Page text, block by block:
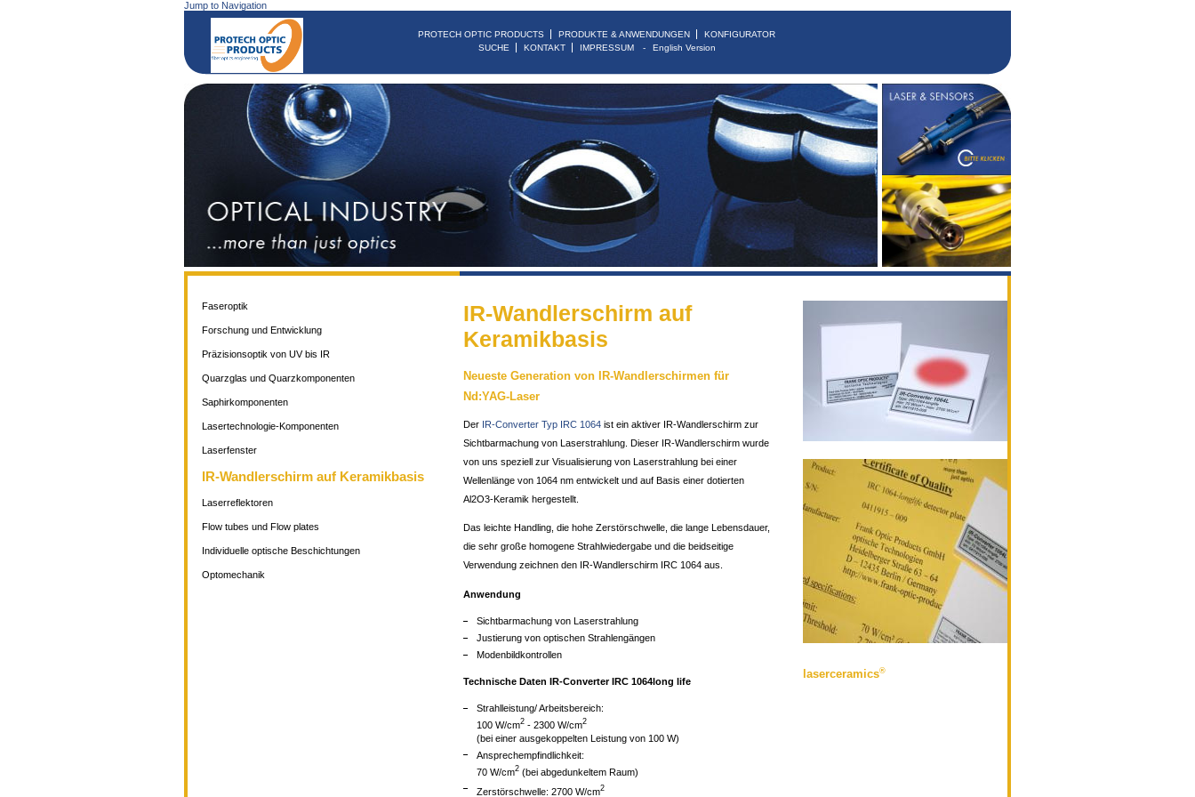
Jump to Navigation
PROTECH OPTIC PRODUCTS PRODUKTE & ANWENDUNGEN
KONFIGURATOR
SUCHE
KONTAKT IMPRESSUM English Version
IR-Wandlerschirm auf
Keramikbasis
Neueste Generation von IR-Wandlerschirmen für
Nd:YAG-Laser
Der IR-Converter Typ IRC 1064 ist ein aktiver IR-Wandlerschirm zur
Sichtbarmachung von Laserstrahlung. Dieser IR-Wandlerschirm wurde
von uns speziell zur Visualisierung von Laserstrahlung bei einer
Wellenlänge von 1064 nm entwickelt und auf Basis einer dotierten
Al2O3-Keramik hergestellt.
Das leichte Handling, die hohe Zerstörschwelle, die lange Lebensdauer,
die sehr große homogene Strahlwiedergabe und die beidseitige
Verwendung zeichnen den IR-Wandlerschirm IRC 1064 aus.
Anwendung
Sichtbarmachung von Laserstrahlung
Justierung von optischen Strahlengängen
Modenbildkontrollen
Technische Daten IR-Converter IRC 1064long life
Strahlleistung/ Arbeitsbereich:
100 W/cm2 - 2300 W/cm2
(bei einer ausgekoppelten Leistung von 100 W)
Ansprechempfindlichkeit:
70 W/cm2 (bei abgedunkeltem Raum)
Zerstörschwelle: 2700 W/cm2
Faseroptik
Forschung und Entwicklung
Präzisionsoptik von UV bis IR
Quarzglas und Quarzkomponenten
Saphirkomponenten
Lasertechnologie-Komponenten
Laserfenster
IR-Wandlerschirm auf Keramikbasis
Laserreflektoren
Flow tubes und Flow plates
Individuelle optische Beschichtungen
Optomechanik
laserceramics®